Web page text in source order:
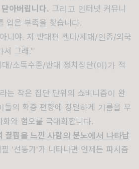
아버립니다. 그리고 인터넷 커뮤니
입은 부족을 찾습니다.
니야. 저 반대편 젠더/세대/인종/외국
서 그래."
/소득수준/반대 정치집단(이)가 적
는 작은 집단 단위의 쇼비니즘이 완
들의 확증 편향에 정밀하게 기름을 부
와 혐오를 극대화합니다.
결핍을 느낀 사람의 분노에서 나타납
'선동가'가 나타나면 언제든 파시즘